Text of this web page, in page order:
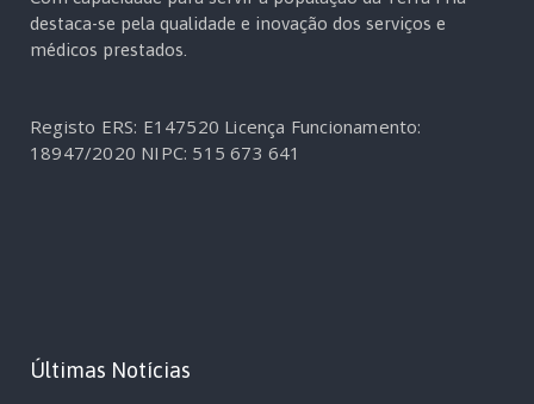
destaca-se pela qualidade e inovação dos serviços e
médicos prestados.
Registo ERS: E147520 Licença Funcionamento:
18947/2020 NIPC: 515 673 641
Últimas Notícias